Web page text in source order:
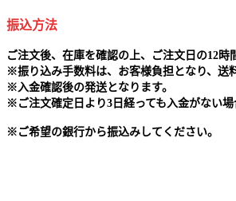
振込方法
ご注文後、在庫を確認の上、ご注文日の12
※振り込み手数料は、お客様負担となり、送
※ 入金確認後の発送となります。
※ ご注文確定日より3日経っても入金がない
※ ご希望の銀行から振込みしてください。